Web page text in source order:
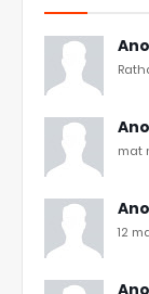
mat
12